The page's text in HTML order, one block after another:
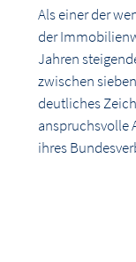
Als einer der
der
Jahren
zwischen
deutliches
anspruchsvolle
ihres